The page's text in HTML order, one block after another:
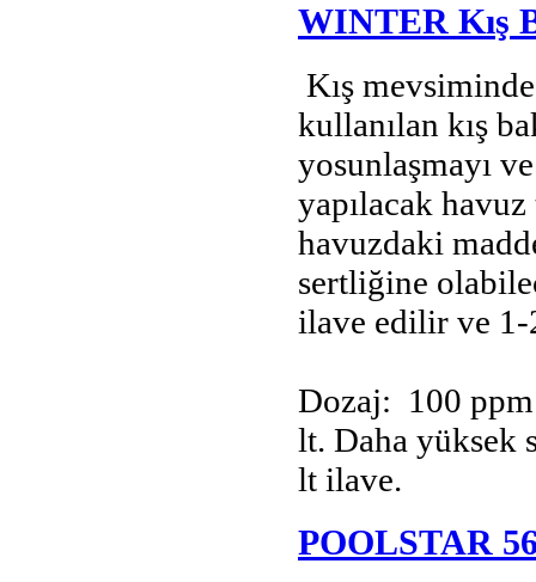
WINTER Kış
Kış
kullanılan kış
yosunlaşmayı
yapılacak
havuzdaki
sertliğine
ilave edilir ve 1-
Dozaj: 100
lt. Daha yüksek
lt ilave.
POOLSTAR